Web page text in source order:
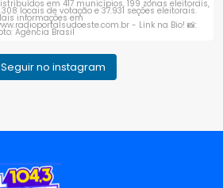
Seguir no instagram